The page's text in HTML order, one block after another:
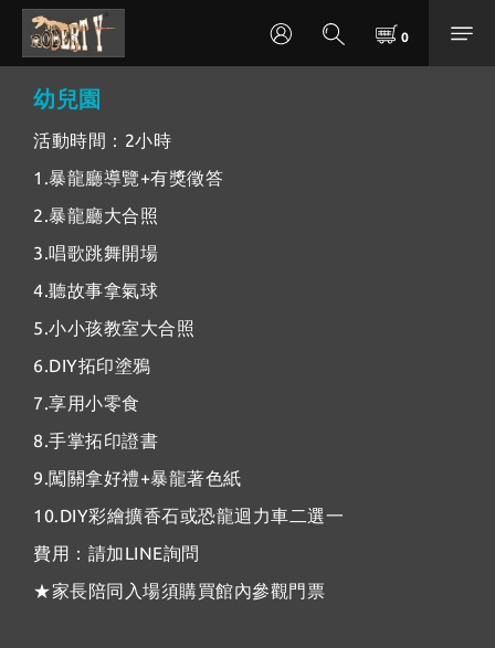
幼兒園
活動時間：2小時
1.暴龍廳導覽+有獎徵答
2.暴龍廳大合照
3.唱歌跳舞開場
4.聽故事拿氣球
5.小小孩教室大合照
6.DIY拓印塗鴉
7.享用小零食
8.手掌拓印證書
9.闖關拿好禮+暴龍著色紙
10.DIY彩繪擴香石或恐龍迴力車二選一
費用：請加LINE詢問
★家長陪同入場須購買館內參觀門票